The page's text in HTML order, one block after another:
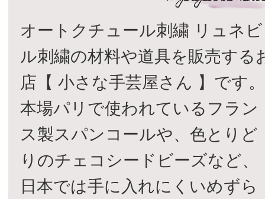
オートクチュール刺繍 リュネビ
ル刺繍の材料や道具を販売する
店【 小さな手芸屋さん 】です。
本場パリで使われているフラン
ス製スパンコールや、色とりど
りのチェコシードビーズなど、
日本では手に入れにくいめずら